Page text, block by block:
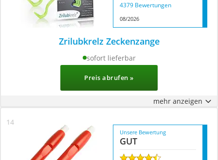
4379 Bewertungen
08/2026
Zrilubkrelz Zeckenzange
sofort lieferbar
800+ Käufe im letzten Monat
Preis abrufen »
mehr anzeigen
Unsere Bewertung
GUT